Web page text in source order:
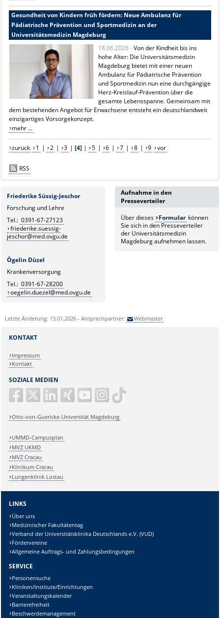
Gesundheit von Kindern früh fördern: Neue Ambulanz für
Pädiatrische Prävention und Sportmedizin an der
Universitätsmedizin Magdeburg
18.06.2026 -Von der Kindheit bis ins
hohe Alter: Die Universitätsmedizin
Magdeburg bietet mit einer neuen
Ambulanz für Pädiatrische Prävention
und Sportmedizin nun eine durchgängige
Herz-Kreislauf-Prävention über die
gesamte Lebensspanne. Gemeinsam mit
dem bestehenden Angebot für Erwachsene entsteht ein deutschlandweit
einzigartiges Vorsorgekonzept.
mehr ...
zurück 1 | 2 | 3 |[4] | 5 | 6 | 7 | 8 | 9 vor
RSS
Friederike Süssig-Jeschor
Forschung und Lehre
Tel.: 0391-67-27123
friederike.suessig-
jeschor@med.ovgu.de
Ögelin Düzel
Krankenversorgung
Tel.: 0391-67-28200
oegelin.duezel@med.ovgu.de
Aufnahme in den
Presseverteiler
Über dieses
Formular können
Sie sich in den Presseverteiler
der Universitätsmedizin
Magdeburg aufnehmen lassen.
Letzte Änderung: 13.01.2026 - Ansprechpartner: Webmaster
SOZIALE MEDIEN
Otto-von-Guericke-Universität Magdeburg
KONTAKT
Impressum
Kontakt
UMMD-Campusplan
MVZ UKMD
MVZ Cracau
Klinikum Cracau
Lungenklinik Lostau
LINKS
Über uns
Medizinischer Fakultätentag
Verband der Universitätsklinika Deutschlands e.V. (VUD)
Fördervereine
Allgemeine Auftrags- und Zahlungsbedingungen
SERVICE
Personensuche
Kliniken/Institute/Einrichtungen
Veranstaltungskalender
Barrierefreiheit
Beschwerdemanagement